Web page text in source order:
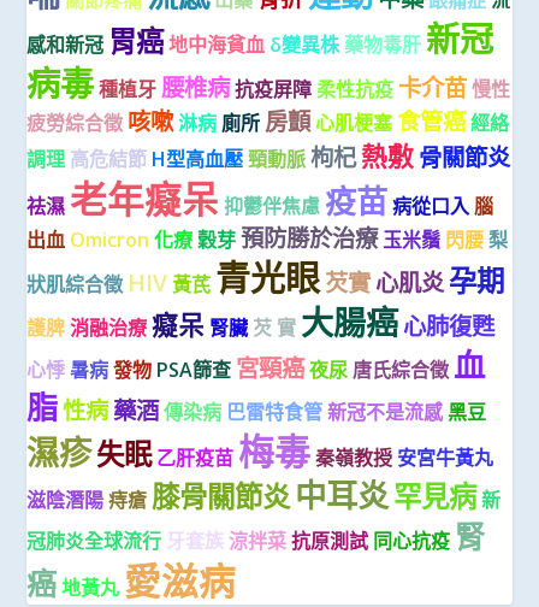
感和新冠 胃癌地中海貧血 δ變異株 藥物毒肝 新冠
病毒種植牙 腰椎病抗疫屏障 柔性抗疫 卡介苗 慢性
疲勞綜合徵 咳嗽淋病 廁所 房顫心肌梗塞 食管癌經絡
調理 高危結節 H型高血壓 頸動脈 枸杞熱敷骨關節炎
祛濕 老年癡呆 抑鬱伴焦慮 疫苗 病從口入 腦
出血 Omicron 化療 穀芽 預防勝於治療玉米鬚 閃腰 梨
狀肌綜合徵 HIV 黃芪 青光眼芡實心肌炎孕期
護脾 消融治療 癡呆 腎臟 芡 實 大腸癌心肺復甦
心悸 暑病 發物 PSA篩查 宮頸癌夜尿 唐氏綜合徵 血
脂性病藥酒傳染病 巴雷特食管 新冠不是流感黑豆
濕疹失眠 乙肝疫苗 梅毒 秦嶺教授 安宮牛黃丸
滋陰潛陽 痔瘡 膝骨關節炎中耳炎罕見病新
冠肺炎全球流行 牙套族 涼拌菜 抗原測試 同心抗疫 腎
癌 地黃丸 愛滋病